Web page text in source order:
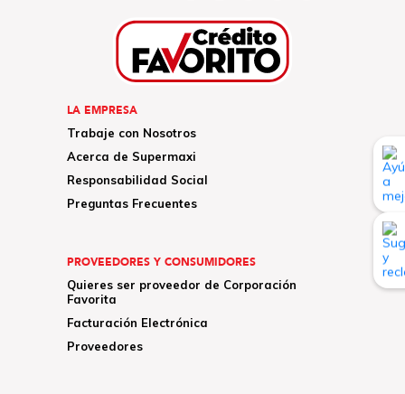
LA EMPRESA
Trabaje con Nosotros
Acerca de Supermaxi
Responsabilidad Social
Preguntas Frecuentes
PROVEEDORES Y CONSUMIDORES
Quieres ser proveedor de Corporación
Favorita
Facturación Electrónica
Proveedores